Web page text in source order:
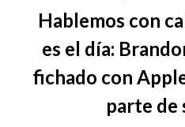
Hablemos con
es el día:
fichado con
parte de